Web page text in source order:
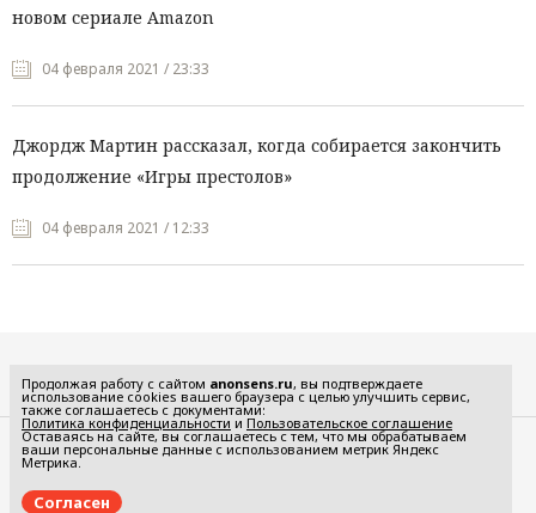
новом сериале Amazon
04 февраля 2021 / 23:33
Джордж Мартин рассказал, когда собирается закончить
продолжение «Игры престолов»
04 февраля 2021 / 12:33
Редакция
Реклама
Продолжая работу с сайтом anonsens.ru, вы подтверждаете
использование cookies вашего браузера с целью улучшить сервис,
также соглашаетесь с документами:
Политика конфиденциальности и Пользовательское соглашение
Оставаясь на сайте, вы соглашаетесь с тем, что мы обрабатываем
ваши персональные данные с использованием метрик Яндекс
Метрика.
Согласен